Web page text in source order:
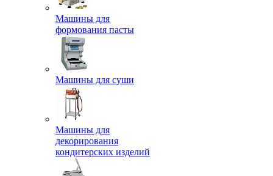
Машины для
формования пасты
Машины для суши
Машины для
декорирования
кондитерских изделий